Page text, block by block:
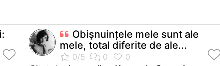
Obişnuinţele mele sunt ale
mele, total diferite de ale...